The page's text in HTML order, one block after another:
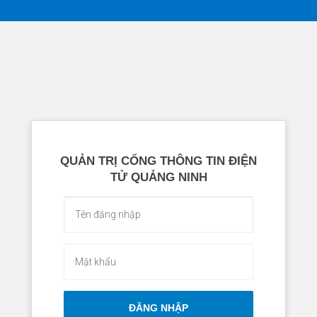
QUẢN TRỊ CỔNG THÔNG TIN ĐIỆN
TỬ QUẢNG NINH